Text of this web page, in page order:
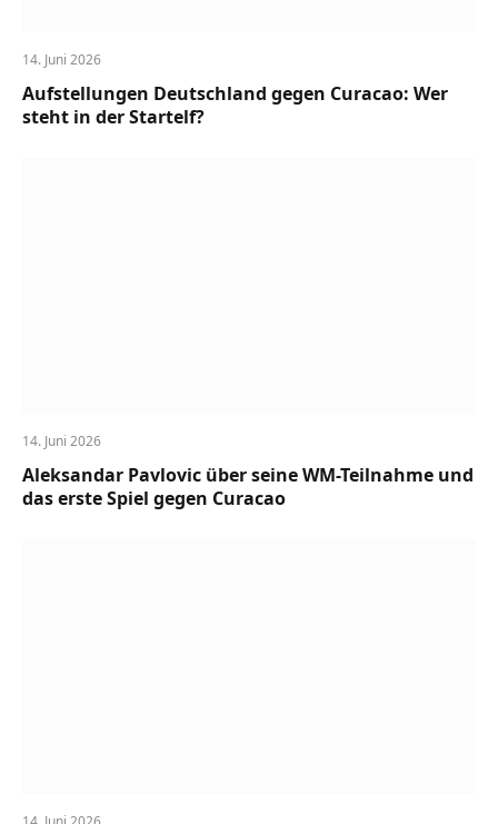
14. Juni 2026
Aufstellungen Deutschland gegen Curacao: Wer
steht in der Startelf?
14. Juni 2026
Aleksandar Pavlovic über seine WM-Teilnahme und
das erste Spiel gegen Curacao